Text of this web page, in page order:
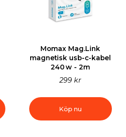
Momax Mag.Link
magnetisk usb-c-kabel
240 w - 2m
299 kr
Köp nu